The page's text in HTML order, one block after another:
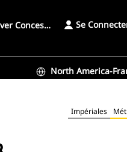
ConcessionnaireSe
North America-
Impériales